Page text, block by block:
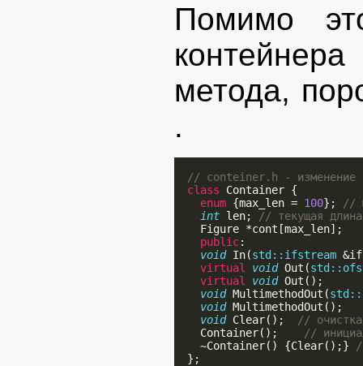
Помимо
метода,
.
// conteiner.h - изменение
class Container {
enum {max_len = 100};
//
int len;
// текущая длина
    Figure *cont[max_len];
public:
void In(std::ifstream
virtual
void Out(
virtual
void
void MultimethodOut(
void
void Clear();
// очистка
    Container();
//
    ~Container() {Clear();}
  };